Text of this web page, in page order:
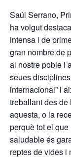
Saúl Serrano,
ha volgut
intensa i de
gran nombre de
al nostre poble i
seues
internacional” i
treballant des de
aquesta, o la
perquè tot el
saludable és
reptes de vides i